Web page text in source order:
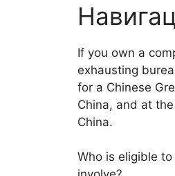
If you own a
exhausting
for a Chinese
China, and at
China.
Who is eligible